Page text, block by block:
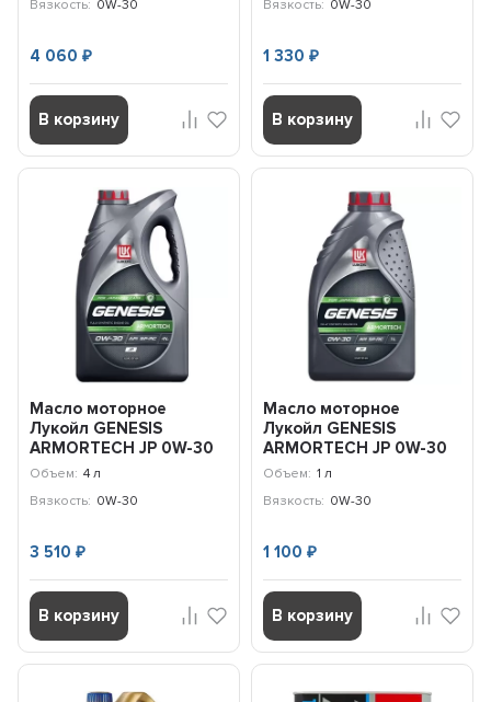
Вязкость: 0W-30
4 060₽
В корзину
Вязкость: 0W-30
1 330 ₽
В корзину
Масло моторное
Лукойл GENESIS
ARMORTECH JP 0W-30
(4л) 3173837
Объем: 4 л
Вязкость: 0W-30
3 510₽
В корзину
Масло моторное
Лукойл GENESIS
ARMORTECH JP 0W-30
(1л) 3173835
Объем: 1 л
Вязкость: 0W-30
1 100 ₽
В корзину